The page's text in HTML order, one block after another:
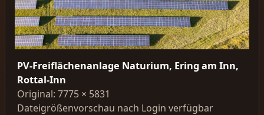
PV-Freiflächenanlage Naturium, Ering am Inn,
Rottal-Inn
Original: 7775 × 5831
Dateigrößenvorschau nach Login verfügbar